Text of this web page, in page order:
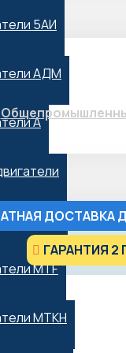
5АИ
АДМ
А
МТН
MTF
МТКН
ДОСТАВКА
ГАРАНТИЯ 2
₽*
офертой